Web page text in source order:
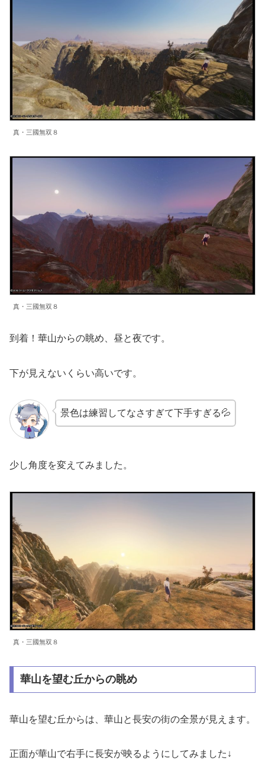
真・三國無双８
真・三國無双８
到着！華山からの眺め、昼と夜です。
下が見えないくらい高いです。
景色は練習してなさすぎて下手すぎる💦
少し角度を変えてみました。
真・三國無双８
華山を望む丘からの眺め
華山を望む丘からは、華山と長安の街の全景が見えます。
正面が華山で右手に長安が映るようにしてみました↓